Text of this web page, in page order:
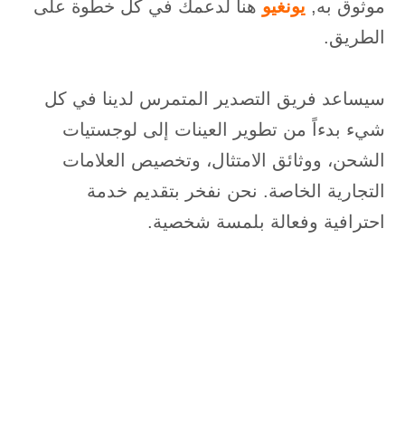
موثوق به, يونغيو هنا لدعمك في كل خطوة على
الطريق.
سيساعد فريق التصدير المتمرس لدينا في كل
شيء بدءاً من تطوير العينات إلى لوجستيات
الشحن، ووثائق الامتثال، وتخصيص العلامات
التجارية الخاصة. نحن نفخر بتقديم خدمة
احترافية وفعالة بلمسة شخصية.